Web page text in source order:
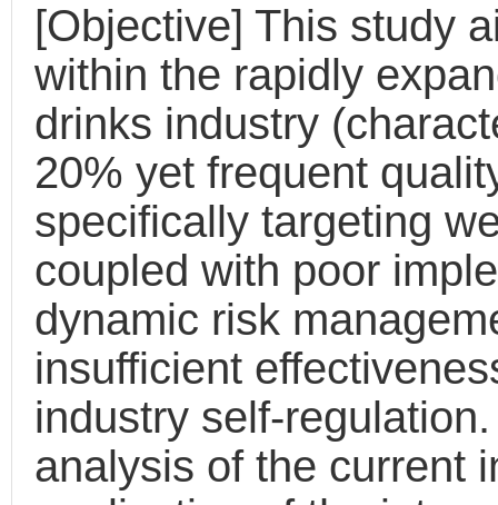
[Objective] This study
within the rapidly
drinks industry
20% yet frequent
specifically targeting
coupled with poor
dynamic risk
insufficient
industry self-
analysis of the current